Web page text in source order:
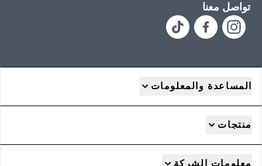
تواصل معنا
المساعدة والمعلومات
منتجات
معلومات الشركة